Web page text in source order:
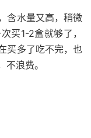
含水量又高，稍微
买1-2盒就够了，
买多了吃不完，也
浪费。